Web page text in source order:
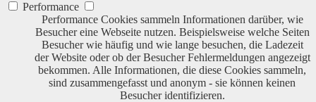
Performance
Performance Cookies sammeln Informationen darüber, wie
Besucher eine Webseite nutzen. Beispielsweise welche Seiten
Besucher wie häufig und wie lange besuchen, die Ladezeit
der Website oder ob der Besucher Fehlermeldungen angezeigt
bekommen. Alle Informationen, die diese Cookies sammeln,
sind zusammengefasst und anonym - sie können keinen
Besucher identifizieren.